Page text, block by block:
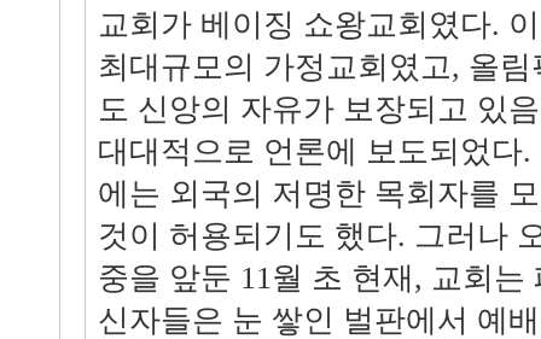
교회가 베이징 쇼왕교회였다.
최대규모의 가정교회였고, 올
도 신앙의 자유가 보장되고 있
대대적으로 언론에 보도되었다
에는 외국의 저명한 목회자를
것이 허용되기도 했다. 그러나
중을 앞둔 11월 초 현재, 교회는
신자들은 눈 쌓인 벌판에서 예